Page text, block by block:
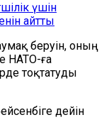
үшін
айтты
беруін, оның
НАТО-ға
тоқтатуды
дейін